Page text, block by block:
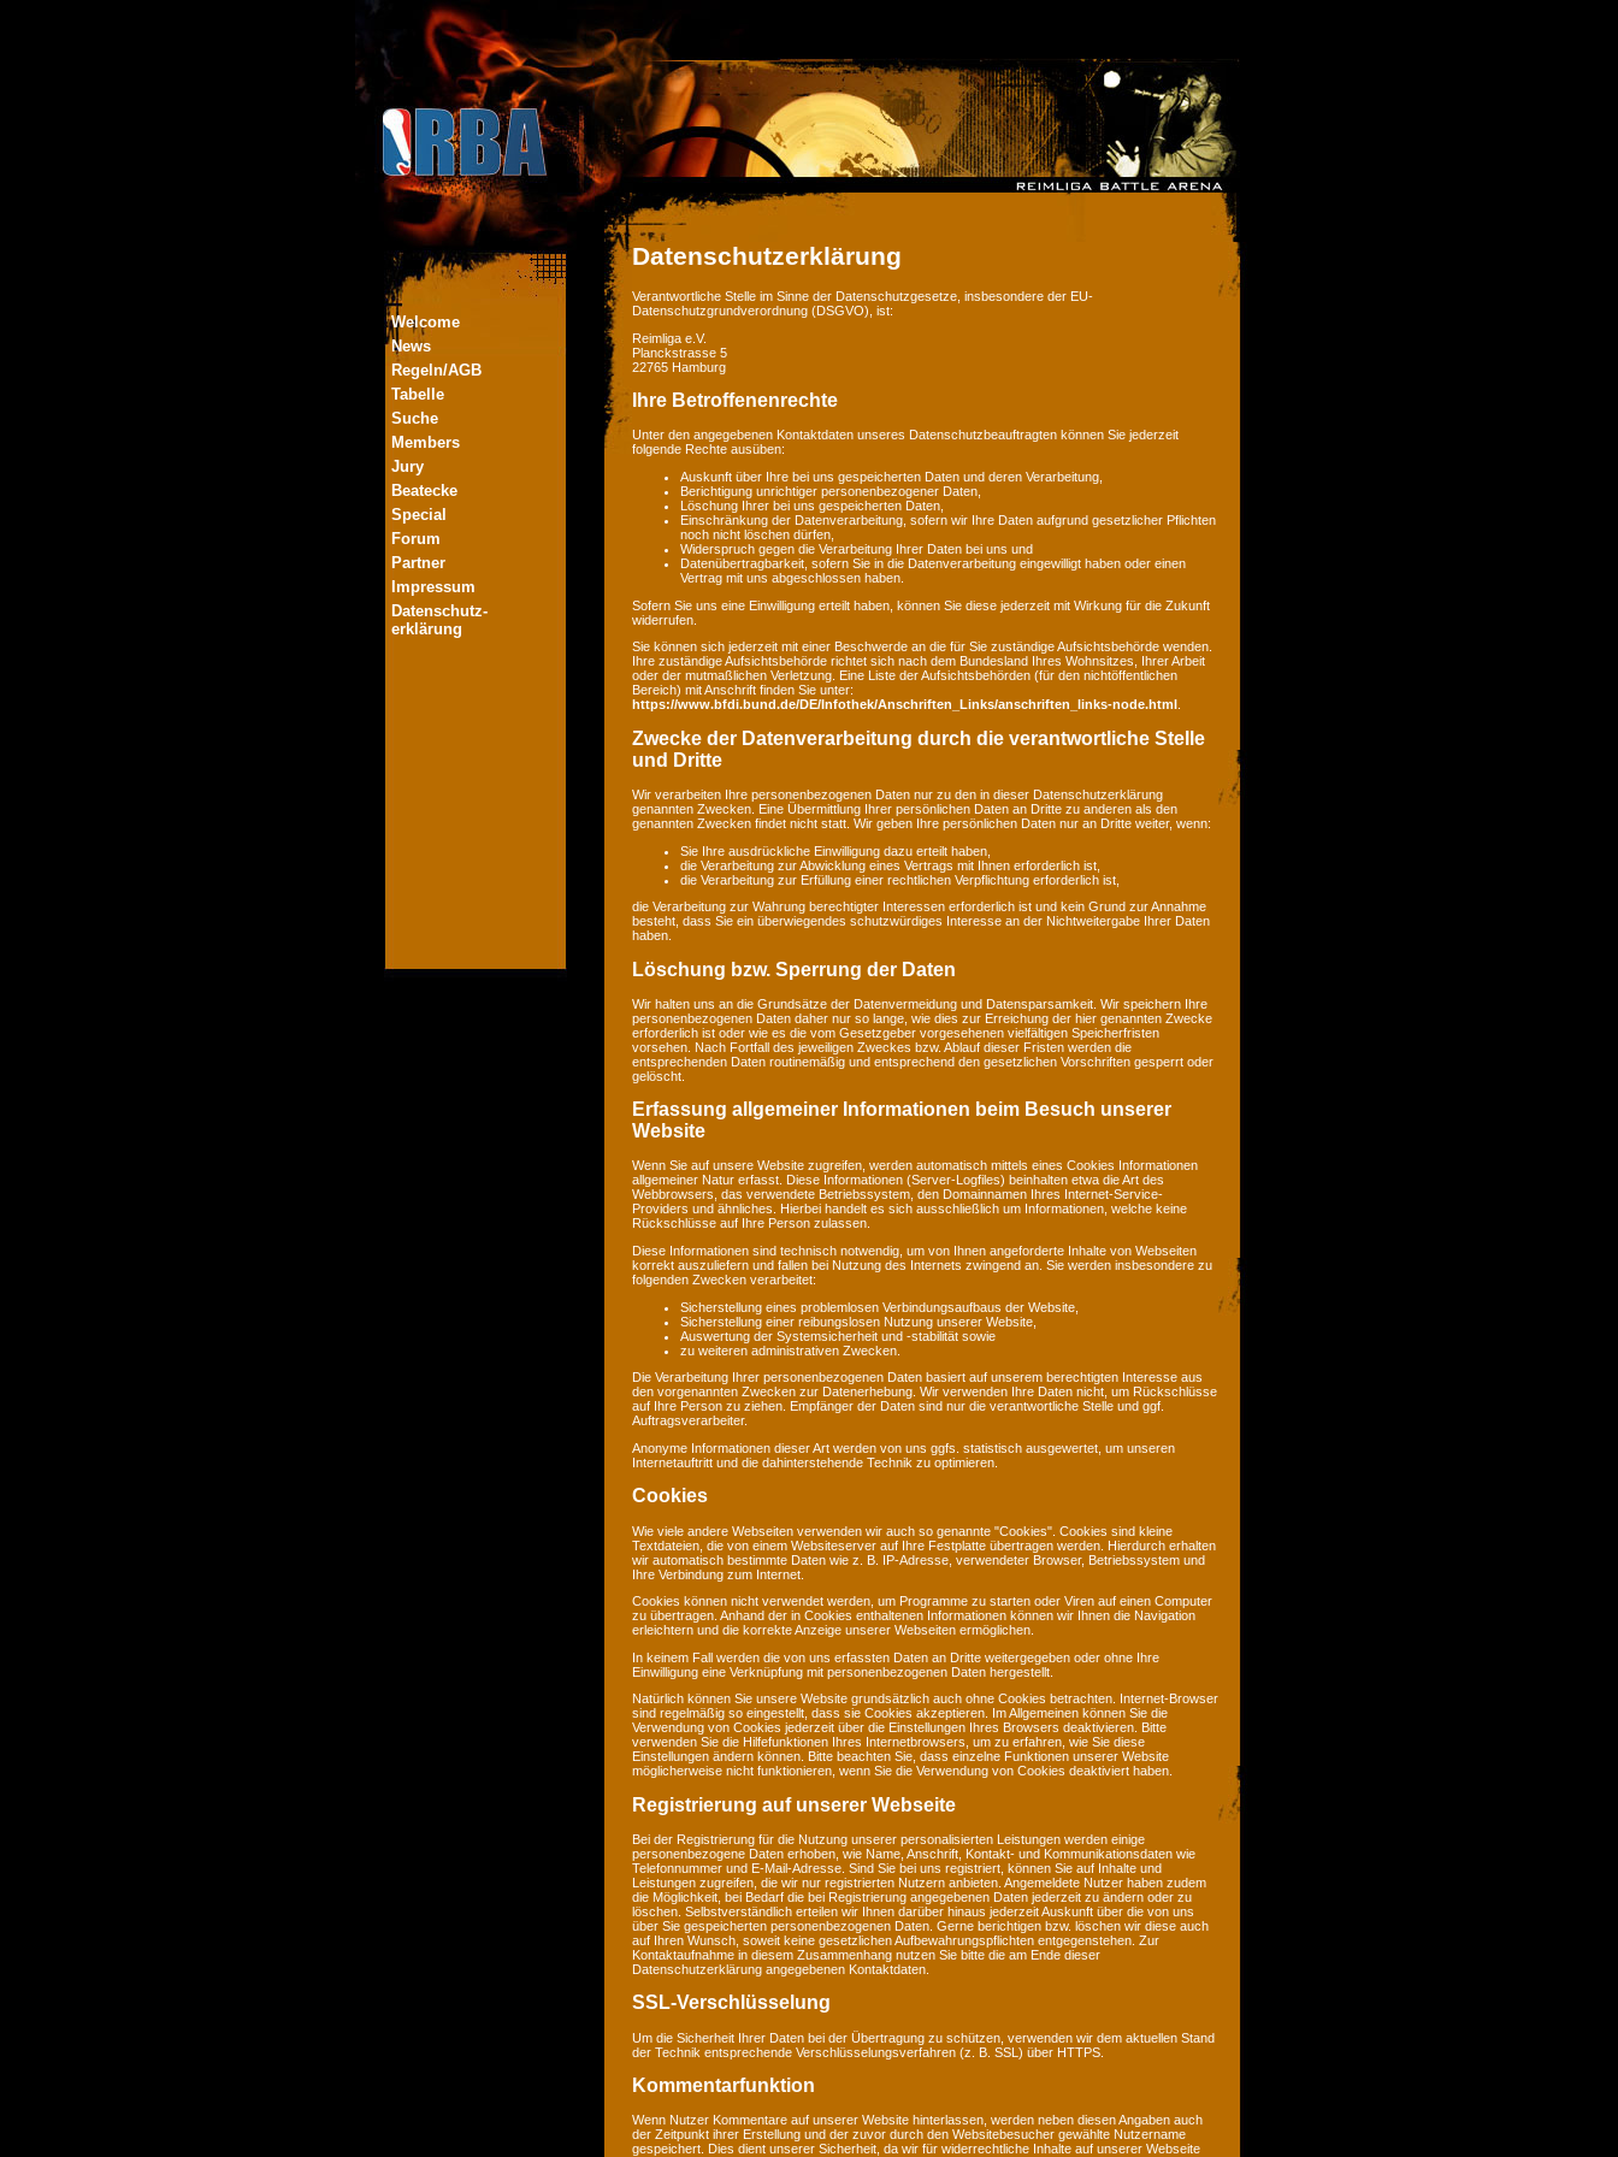
Welcome
News
Regeln/AGB
Tabelle
Suche
Members
Jury
Beatecke
Special
Forum
Partner
Impressum
Datenschutz-
erklärung
Datenschutzerklärung
Verantwortliche Stelle im Sinne der Datenschutzgesetze, insbesondere der EU-
Datenschutzgrundverordnung (DSGVO), ist:
Reimliga e.V.
Planckstrasse 5
22765 Hamburg
Ihre Betroffenenrechte
Unter den angegebenen Kontaktdaten unseres Datenschutzbeauftragten können Sie jederzeit
folgende Rechte ausüben:
Auskunft über Ihre bei uns gespeicherten Daten und deren Verarbeitung,
Berichtigung unrichtiger personenbezogener Daten,
Löschung Ihrer bei uns gespeicherten Daten,
Einschränkung der Datenverarbeitung, sofern wir Ihre Daten aufgrund gesetzlicher Pflichten
noch nicht löschen dürfen,
Widerspruch gegen die Verarbeitung Ihrer Daten bei uns und
Datenübertragbarkeit, sofern Sie in die Datenverarbeitung eingewilligt haben oder einen
Vertrag mit uns abgeschlossen haben.
Sofern Sie uns eine Einwilligung erteilt haben, können Sie diese jederzeit mit Wirkung für die Zukunft
widerrufen.
Sie können sich jederzeit mit einer Beschwerde an die für Sie zuständige Aufsichtsbehörde wenden.
Ihre zuständige Aufsichtsbehörde richtet sich nach dem Bundesland Ihres Wohnsitzes, Ihrer Arbeit
oder der mutmaßlichen Verletzung. Eine Liste der Aufsichtsbehörden (für den nichtöffentlichen
Bereich) mit Anschrift finden Sie unter:
https://www.bfdi.bund.de/DE/Infothek/Anschriften_Links/anschriften_links-node.html .
Zwecke der Datenverarbeitung durch die verantwortliche Stelle
und Dritte
Wir verarbeiten Ihre personenbezogenen Daten nur zu den in dieser Datenschutzerklärung
genannten Zwecken. Eine Übermittlung Ihrer persönlichen Daten an Dritte zu anderen als den
genannten Zwecken findet nicht statt. Wir geben Ihre persönlichen Daten nur an Dritte weiter, wenn:
Sie Ihre ausdrückliche Einwilligung dazu erteilt haben,
die Verarbeitung zur Abwicklung eines Vertrags mit Ihnen erforderlich ist,
die Verarbeitung zur Erfüllung einer rechtlichen Verpflichtung erforderlich ist,
die Verarbeitung zur Wahrung berechtigter Interessen erforderlich ist und kein Grund zur Annahme
besteht, dass Sie ein überwiegendes schutzwürdiges Interesse an der Nichtweitergabe Ihrer Daten
haben.
Löschung bzw. Sperrung der Daten
Wir halten uns an die Grundsätze der Datenvermeidung und Datensparsamkeit. Wir speichern Ihre
personenbezogenen Daten daher nur so lange, wie dies zur Erreichung der hier genannten Zwecke
erforderlich ist oder wie es die vom Gesetzgeber vorgesehenen vielfältigen Speicherfristen
vorsehen. Nach Fortfall des jeweiligen Zweckes bzw. Ablauf dieser Fristen werden die
entsprechenden Daten routinemäßig und entsprechend den gesetzlichen Vorschriften gesperrt oder
gelöscht.
Erfassung allgemeiner Informationen beim Besuch unserer
Website
Wenn Sie auf unsere Website zugreifen, werden automatisch mittels eines Cookies Informationen
allgemeiner Natur erfasst. Diese Informationen (Server-Logfiles) beinhalten etwa die Art des
Webbrowsers, das verwendete Betriebssystem, den Domainnamen Ihres Internet-Service-
Providers und ähnliches. Hierbei handelt es sich ausschließlich um Informationen, welche keine
Rückschlüsse auf Ihre Person zulassen.
Diese Informationen sind technisch notwendig, um von Ihnen angeforderte Inhalte von Webseiten
korrekt auszuliefern und fallen bei Nutzung des Internets zwingend an. Sie werden insbesondere zu
folgenden Zwecken verarbeitet:
Sicherstellung eines problemlosen Verbindungsaufbaus der Website,
Sicherstellung einer reibungslosen Nutzung unserer Website,
Auswertung der Systemsicherheit und -stabilität sowie
zu weiteren administrativen Zwecken.
Die Verarbeitung Ihrer personenbezogenen Daten basiert auf unserem berechtigten Interesse aus
den vorgenannten Zwecken zur Datenerhebung. Wir verwenden Ihre Daten nicht, um Rückschlüsse
auf Ihre Person zu ziehen. Empfänger der Daten sind nur die verantwortliche Stelle und ggf.
Auftragsverarbeiter.
Anonyme Informationen dieser Art werden von uns ggfs. statistisch ausgewertet, um unseren
Internetauftritt und die dahinterstehende Technik zu optimieren.
Cookies
Wie viele andere Webseiten verwenden wir auch so genannte "Cookies". Cookies sind kleine
Textdateien, die von einem Websiteserver auf Ihre Festplatte übertragen werden. Hierdurch erhalten
wir automatisch bestimmte Daten wie z. B. IP-Adresse, verwendeter Browser, Betriebssystem und
Ihre Verbindung zum Internet.
Cookies können nicht verwendet werden, um Programme zu starten oder Viren auf einen Computer
zu übertragen. Anhand der in Cookies enthaltenen Informationen können wir Ihnen die Navigation
erleichtern und die korrekte Anzeige unserer Webseiten ermöglichen.
In keinem Fall werden die von uns erfassten Daten an Dritte weitergegeben oder ohne Ihre
Einwilligung eine Verknüpfung mit personenbezogenen Daten hergestellt.
Natürlich können Sie unsere Website grundsätzlich auch ohne Cookies betrachten. Internet-Browser
sind regelmäßig so eingestellt, dass sie Cookies akzeptieren. Im Allgemeinen können Sie die
Verwendung von Cookies jederzeit über die Einstellungen Ihres Browsers deaktivieren. Bitte
verwenden Sie die Hilfefunktionen Ihres Internetbrowsers, um zu erfahren, wie Sie diese
Einstellungen ändern können. Bitte beachten Sie, dass einzelne Funktionen unserer Website
möglicherweise nicht funktionieren, wenn Sie die Verwendung von Cookies deaktiviert haben.
Registrierung auf unserer Webseite
Bei der Registrierung für die Nutzung unserer personalisierten Leistungen werden einige
personenbezogene Daten erhoben, wie Name, Anschrift, Kontakt- und Kommunikationsdaten wie
Telefonnummer und E-Mail-Adresse. Sind Sie bei uns registriert, können Sie auf Inhalte und
Leistungen zugreifen, die wir nur registrierten Nutzern anbieten. Angemeldete Nutzer haben zudem
die Möglichkeit, bei Bedarf die bei Registrierung angegebenen Daten jederzeit zu ändern oder zu
löschen. Selbstverständlich erteilen wir Ihnen darüber hinaus jederzeit Auskunft über die von uns
über Sie gespeicherten personenbezogenen Daten. Gerne berichtigen bzw. löschen wir diese auch
auf Ihren Wunsch, soweit keine gesetzlichen Aufbewahrungspflichten entgegenstehen. Zur
Kontaktaufnahme in diesem Zusammenhang nutzen Sie bitte die am Ende dieser
Datenschutzerklärung angegebenen Kontaktdaten.
SSL-Verschlüsselung
Um die Sicherheit Ihrer Daten bei der Übertragung zu schützen, verwenden wir dem aktuellen Stand
der Technik entsprechende Verschlüsselungsverfahren (z. B. SSL) über HTTPS.
Kommentarfunktion
Wenn Nutzer Kommentare auf unserer Website hinterlassen, werden neben diesen Angaben auch
der Zeitpunkt ihrer Erstellung und der zuvor durch den Websitebesucher gewählte Nutzername
gespeichert. Dies dient unserer Sicherheit, da wir für widerrechtliche Inhalte auf unserer Webseite